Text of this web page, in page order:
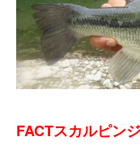
FACTスカルピン